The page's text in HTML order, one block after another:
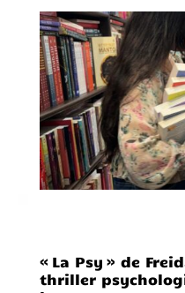
« La Psy » de
thriller